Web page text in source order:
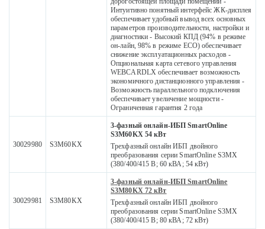
Интуитивно понятный интерфейс ЖК-дисплея
обеспечивает удобный вывод всех основных
параметров производительности, настройки и
диагностики - Высокий КПД (94% в режиме
он-лайн, 98% в режиме ECO) обеспечивает
снижение эксплуатационных расходов -
Опциональная карта сетевого управления
WEBCARDLX обеспечивает возможность
экономичного дистанционного управления -
Возможность параллельного подключения
обеспечивает увеличение мощности -
Ограниченная гарантия 2 года
30029980 S3M60KX
3-фазный онлайн-ИБП SmartOnline
S3M60KX 54 кВт
Трехфазный онлайн ИБП двойного
преобразования серии SmartOnline S3MX
(380/400/415 В; 60 кВА; 54 кВт)
30029981 S3M80KX
3-фазный онлайн-ИБП SmartOnline
S3M80KX 72 кВт
Трехфазный онлайн ИБП двойного
преобразования серии SmartOnline S3MX
(380/400/415 В; 80 кВА; 72 кВт)